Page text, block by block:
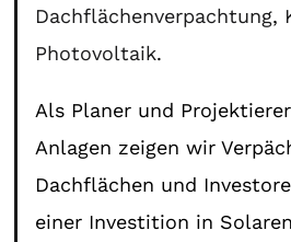
Dachflächenverpachtung,
Photovoltaik.
Als Planer und
Anlagen zeigen wir
Dachflächen und
einer Investition in